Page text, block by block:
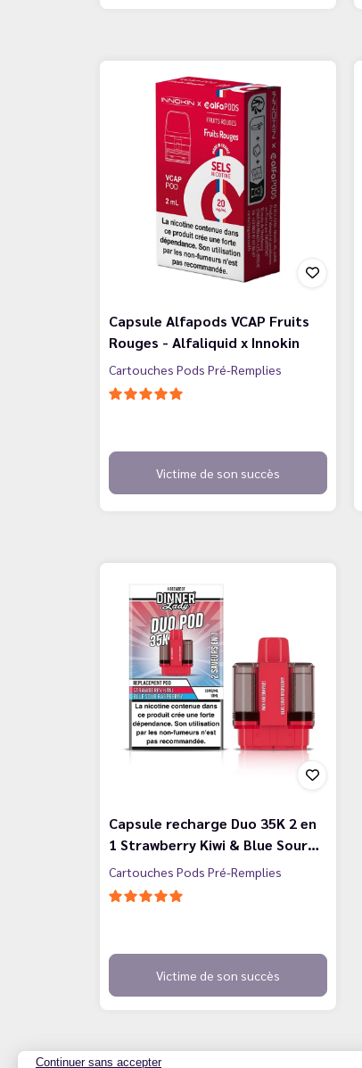
Continuer sans accepter
Capsule Alfapods VCAP Fruits
Rouges - Alfaliquid x Innokin
Cartouches Pods Pré-Remplies
Victime de son succès
Capsule recharge Duo 35K 2 en
1 Strawberry Kiwi & Blue Sour…
Cartouches Pods Pré-Remplies
Victime de son succès